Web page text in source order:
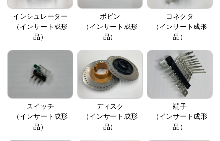
インシュレーター
（インサート成形
品）
ボビン
（インサート成形
品）
コネクタ
（インサート成形
品）
スイッチ
（インサート成形
品）
ディスク
（インサート成形
品）
端子
（インサート成形
品）